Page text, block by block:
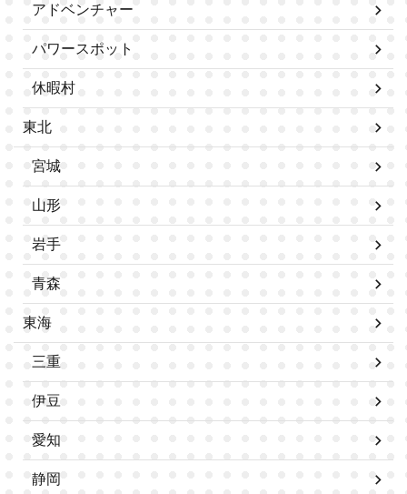
アドベンチャー
パワースポット
休暇村
東北
宮城
山形
岩手
青森
東海
三重
伊豆
愛知
静岡